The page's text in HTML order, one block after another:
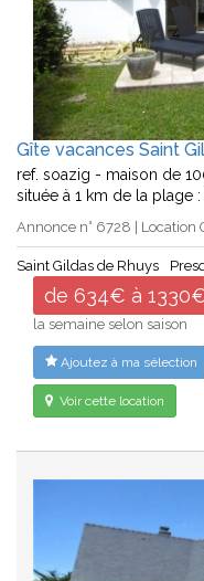
Gîte vacances Saint
ref. soazig - maison de
située à 1 km de la plage
Annonce n° 6728 | Location
Saint Gildas de Rhuys
de 634€ à
la semaine selon saison
Ajoutez à ma sélection
Voir cette location